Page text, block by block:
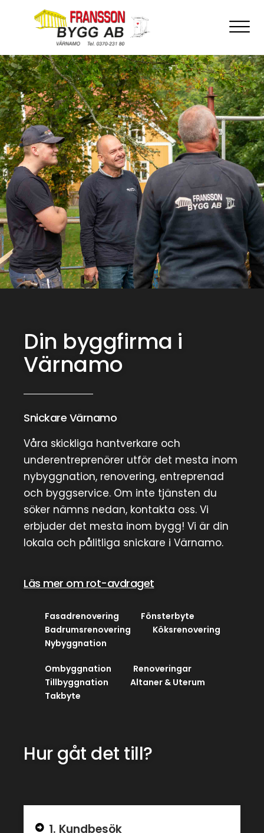
Din byggfirma i
Värnamo
Snickare Värnamo
Våra skickliga hantverkare och
underentreprenörer utför det mesta inom
nybyggnation, renovering, entreprenad
och byggservice. Om inte tjänsten du
söker nämns nedan, kontakta oss. Vi
erbjuder det mesta inom bygg! Vi är din
lokala och pålitliga snickare i Värnamo.
Läs mer om rot-avdraget
Fasadrenovering
Fönsterbyte
Badrumsrenovering
Köksrenovering
Nybyggnation
Ombyggnation
Renoveringar
Tillbyggnation
Altaner & Uterum
Takbyte
Hur gåt det till?
1. Kundbesök